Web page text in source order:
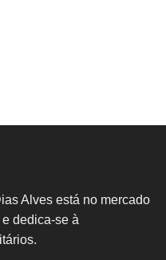
Alves está no mercado
dedica-se à